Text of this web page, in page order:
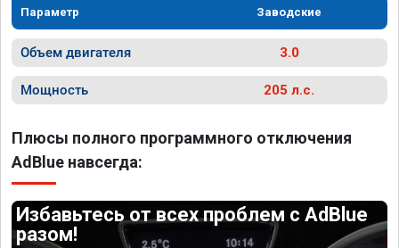
Параметр Заводские
Объем двигателя 3.0
Мощность 205 л.с.
Плюсы полного программного отключения
AdBlue навсегда:
Избавьтесь от всех проблем с AdBlue
разом!